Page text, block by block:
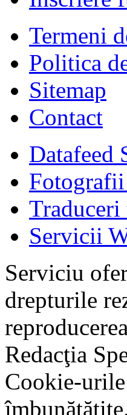
Termeni
Politica
Sitemap
Contact
Datafeed
Traduceri
Servicii
Serviciu
drepturile
Redacţia
Cookie-